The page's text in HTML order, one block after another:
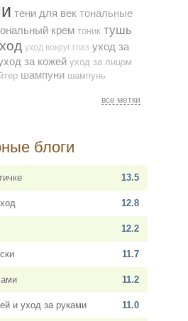
тени для век тональные
крем тоник тушь
уход вокруг глаз уход за
за кожей уход за лицом
шампуни шампунь
все метки
блоги
13.5
12.8
12.2
11.7
11.2
11.0
и уход за руками